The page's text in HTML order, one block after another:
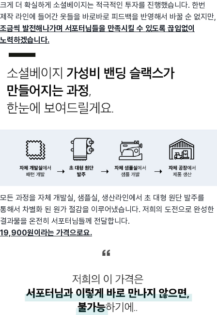
크게 더 확실하게 소셜베이지는 적극적인 투자를 진행했습니다. 한번
제작 라인에 들어간 옷들을 바로바로 피드백을 반영해서 바꿀 순 없지만,
조금씩 발전해나가며 서포터님들을 만족시킬 수 있도록 끊임없이
노력하겠습니다.
모든 과정을 자체 개발실, 샘플실, 생산라인에서 초 대형 원단 발주를
통해서 차별화 된 원가 절감을 이루어냈습니다. 저희의 도전으로 완성한
결과물을 온전히 서포터님들께 전달합니다.
19,900원이라는 가격으로요.